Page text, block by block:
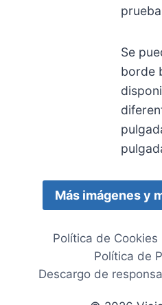
Se
borde
Más imágenes y
Política de Cookies
Política de
Descargo de